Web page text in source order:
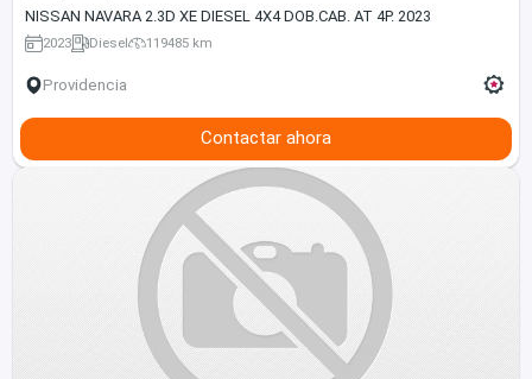
NISSAN NAVARA 2.3D XE DIESEL 4X4 DOB.CAB. AT 4P. 2023
2023 Diesel 119485 km
Providencia
Contactar ahora